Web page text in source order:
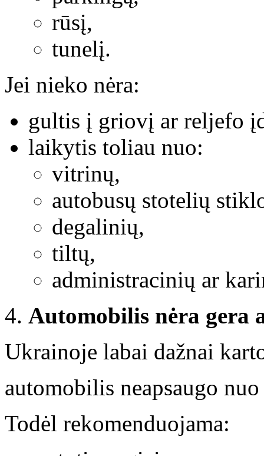
rūsį,
tunelį.
Jei nieko nėra:
gultis į griovį ar reljefo
laikytis toliau nuo:
vitrinų,
autobusų stotelių
degalinių,
tiltų,
administracinių ar
Automobilis nėra gera
Ukrainoje labai dažnai
automobilis neapsaugo
Todėl rekomenduojama: